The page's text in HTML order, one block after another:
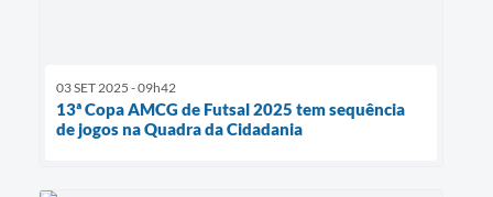
03 SET 2025 - 09h42
13ª Copa AMCG de Futsal 2025 tem sequência
de jogos na Quadra da Cidadania